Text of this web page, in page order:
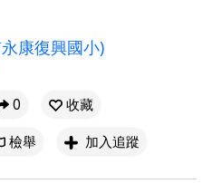
康復興國小)
0
收藏
檢舉 加入追蹤